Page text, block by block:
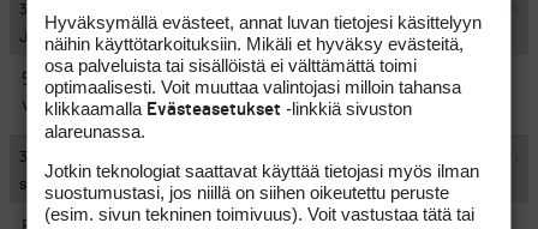
3.1.2005 20:23:00 ILMOITA ASIATON VIESTI
J.J.
5.3. klo 9:00 Meri-Teijo. Valitettavasti tämän jälkeen tulee parin
viikon takatalvi.
3.1.2005 20:35:00 ILMOITA ASIATON VIESTI
sampoaleksi
Hyväksymällä evästeet, annat luvan tietojesi käsittelyyn
näihin käyttötarkoituksiin. Mikäli et hyväksy evästeitä,
osa palveluista tai sisällöistä ei välttämättä toimi
optimaalisesti. Voit muuttaa valintojasi milloin tahansa
klikkaamalla Evästeasetukset -linkkiä sivuston
alareunassa.
Jotkin teknologiat saattavat käyttää tietojasi myös ilman
suostumustasi, jos niillä on siihen oikeutettu peruste
(esim. sivun tekninen toimivuus). Voit vastustaa tätä tai